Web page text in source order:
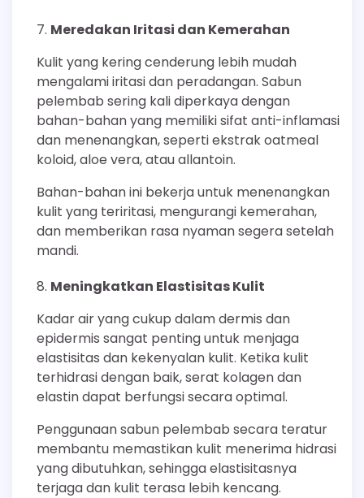
Meredakan Iritasi dan Kemerahan
Kulit yang kering cenderung lebih mudah
mengalami iritasi dan peradangan. Sabun
pelembab sering kali diperkaya dengan
bahan-bahan yang memiliki sifat anti-inflamasi
dan menenangkan, seperti ekstrak oatmeal
koloid, aloe vera, atau allantoin.
Bahan-bahan ini bekerja untuk menenangkan
kulit yang teriritasi, mengurangi kemerahan,
dan memberikan rasa nyaman segera setelah
mandi.
Meningkatkan Elastisitas Kulit
Kadar air yang cukup dalam dermis dan
epidermis sangat penting untuk menjaga
elastisitas dan kekenyalan kulit. Ketika kulit
terhidrasi dengan baik, serat kolagen dan
elastin dapat berfungsi secara optimal.
Penggunaan sabun pelembab secara teratur
membantu memastikan kulit menerima hidrasi
yang dibutuhkan, sehingga elastisitasnya
terjaga dan kulit terasa lebih kencang.